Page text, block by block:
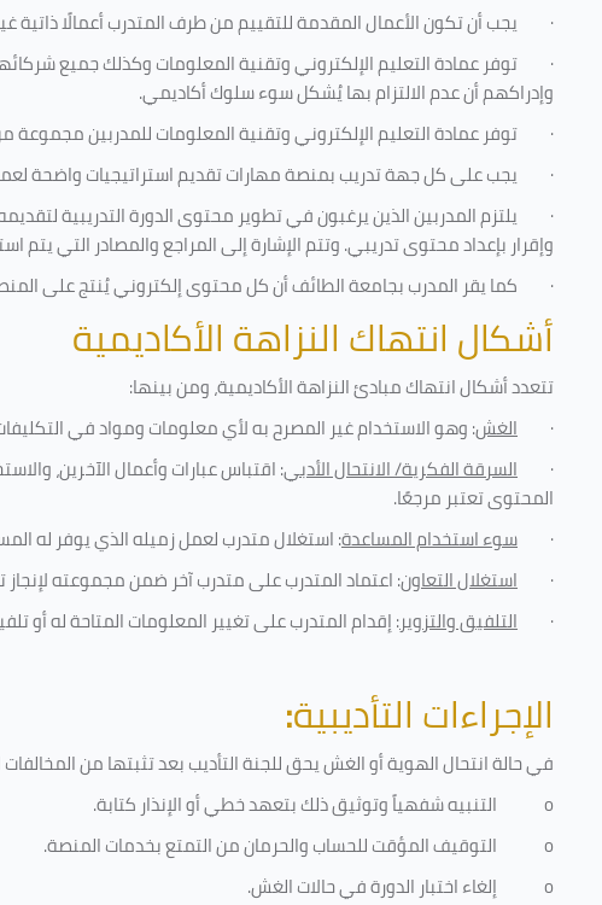
· يجب أن تكون الأعمال المقدمة للتقييم من طرف المتدرب أعمالًا
· توفر عمادة التعليم الإلكتروني وتقنية المعلومات وكذلك جميع
وإدراكهم أن عدم الالتزام بها يُشكل سوء سلوك أكاديمي.
· توفر عمادة التعليم الإلكتروني وتقنية المعلومات للمدربين مجموعة من
· يجب على كل جهة تدريب بمنصة مهارات تقديم استراتيجيات واضحة
· يلتزم المدربين الذين يرغبون في تطوير محتوى الدورة التدريبية
وإقرار بإعداد محتوى تدريبي. وتتم الإشارة إلى المراجع والمصادر التي
· كما يقر المدرب بجامعة الطائف أن كل محتوى إلكتروني يُنتج على
أشكال انتهاك النزاهة الأكاديمية
تتعدد أشكال انتهاك مبادئ النزاهة الأكاديمية، ومن بينها:
· الغش: وهو الاستخدام غير المصرح به لأي معلومات ومواد في
· السرقة الفكرية/ الانتحال الأدبي: اقتباس عبارات وأعمال الآخرين،
المحتوى تعتبر مرجعًا.
· سوء استخدام المساعدة: استغلال متدرب لعمل زميله الذي يوفر له
· استغلال التعاون: اعتماد المتدرب على متدرب آخر ضمن مجموعته
· التلفيق والتزوير: إقدام المتدرب على تغيير المعلومات المتاحة له أو
الإجراءات التأديبية:
في حالة انتحال الهوية أو الغش يحق للجنة التأديب بعد تثبتها من المخالفات
o
التنبيه شفهياً وتوثيق ذلك بتعهد خطي أو الإنذار كتابة.
o
التوقيف المؤقت للحساب والحرمان من التمتع بخدمات المنصة.
o
إلغاء اختبار الدورة في حالات الغش.